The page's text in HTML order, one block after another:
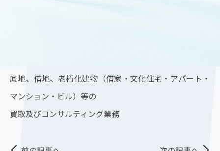
底地、借地、老朽化建物（借家・文化住宅・アパート・
マンション・ビル）等の
買取及びコンサルティング業務